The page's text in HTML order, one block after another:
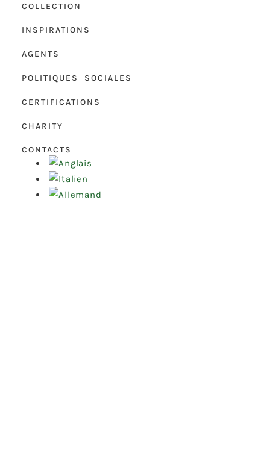
COLLECTION
INSPIRATIONS
AGENTS
POLITIQUES SOCIALES
CERTIFICATIONS
CHARITY
CONTACTS